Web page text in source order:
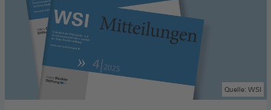
Quelle: WSI